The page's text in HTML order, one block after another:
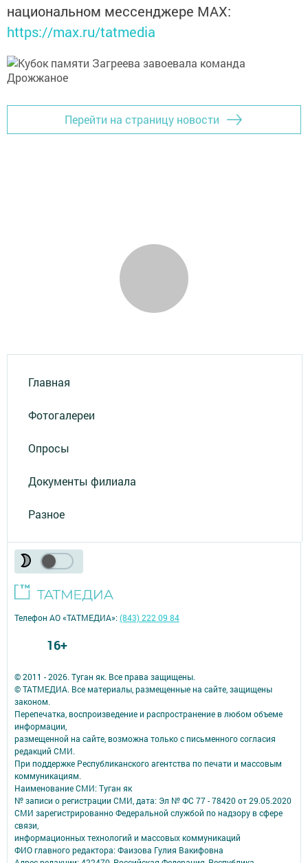
национальном мессенджере MАХ:
https://max.ru/tatmedia
Перейти на страницу новости
Главная
Фотогалереи
Опросы
Документы филиала
Разное
© 2011 - 2026. Туган як. Все права защищены.
© ТАТМЕДИА. Все материалы, размещенные на сайте, защищены
законом.
Перепечатка, воспроизведение и распространение в любом объеме
информации,
размещенной на сайте, возможна только с письменного согласия
редакций СМИ.
При поддержке Республиканского агентства по печати и массовым
коммуникациям.
Наименование СМИ: Туган як
№ записи о регистрации СМИ, дата: Эл № ФС 77 - 78420 от 29.05.2020
СМИ зарегистрированно Федеральной службой по надзору в сфере
связи,
информационных технологий и массовых коммуникаций
ФИО главного редактора: Фаизова Гулия Вакифовна
Телефон АО «ТАТМЕДИА»:(843) 222 09 84
16+